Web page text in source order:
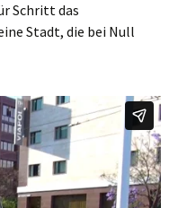
Schritt das
Stadt, die bei Null